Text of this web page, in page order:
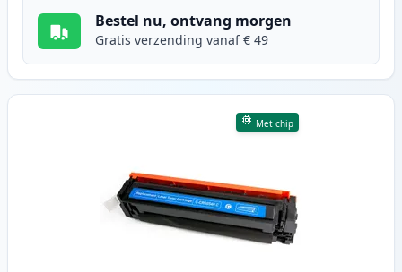
Bestel nu, ontvang morgen
Gratis verzending vanaf € 49
Met chip